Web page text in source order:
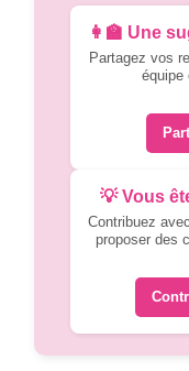
👩‍🏫 Une
Partagez vos
équipe
💡 Vous
Contribuez
proposer des